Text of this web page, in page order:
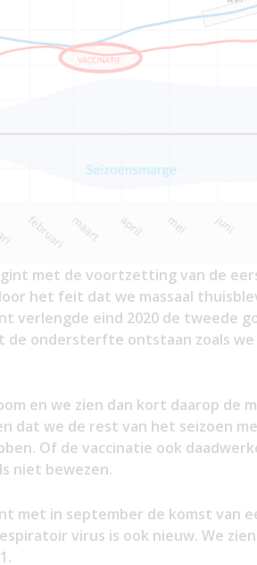
met de voortzetting van de
het feit dat we massaal
verlengde eind 2020 de tweede
de ondersterfte ontstaan zoals we
en we zien dan kort daarop de
dat we de rest van het seizoen
Of de vaccinatie ook
niet bewezen.
met in september de komst van
virus is ook nieuw. We